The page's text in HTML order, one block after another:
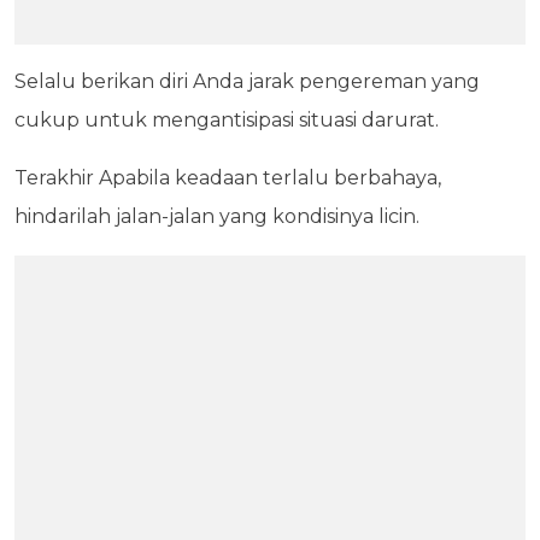
Selalu berikan diri Anda jarak pengereman yang
cukup untuk mengantisipasi situasi darurat.
Terakhir Apabila keadaan terlalu berbahaya,
hindarilah jalan-jalan yang kondisinya licin.